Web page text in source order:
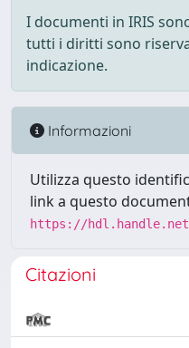
I documenti in IRIS
tutti i diritti sono
indicazione.
Informazioni
Utilizza questo
link a questo
https://hdl.handle.net/
Citazioni